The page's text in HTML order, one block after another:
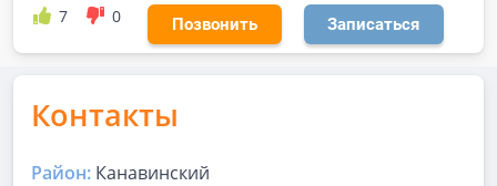
7 0 Позвонить Записаться
Контакты
Район: Канавинский